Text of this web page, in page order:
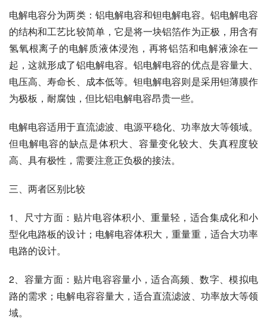
电解电容分为两类：铝电解电容和钽电解电容。铝电解电容
的结构和工艺比较简单，它是将一块铝箔作为正极，用含有
氢氧根离子的电解质液体浸泡，再将铝箔和电解液涂在一
起，这就形成了铝电解电容。铝电解电容的优点是容量大、
电压高、寿命长、成本低等。钽电解电容则是采用钽薄膜作
为极板，耐腐蚀，但比铝电解电容昂贵一些。
电解电容适用于直流滤波、电源平稳化、功率放大等领域。
但电解电容的缺点是体积大、容量变化较大、失真程度较
高、具有极性，需要注意正负极的接法。
三、两者区别比较
1、尺寸方面：贴片电容体积小、重量轻，适合集成化和小
型化电路板的设计；电解电容体积大，重量重，适合大功率
电路的设计。
2、容量方面：贴片电容容量小，适合高频、数字、模拟电
路的需求；电解电容容量大，适合直流滤波、功率放大等领
域。